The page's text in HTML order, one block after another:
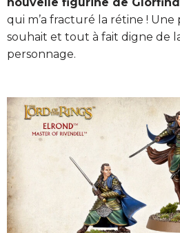
qui m’a fracturé la rétine ! Une
souhait et tout à fait digne de
personnage.